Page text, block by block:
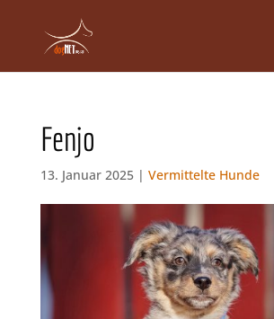
Fenjo
13. Januar 2025 | Vermittelte Hunde